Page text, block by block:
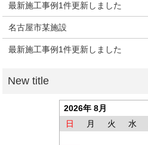
最新施工事例1件更新しました
名古屋市某施設
最新施工事例1件更新しました
2026年 8月
日
月 火 水